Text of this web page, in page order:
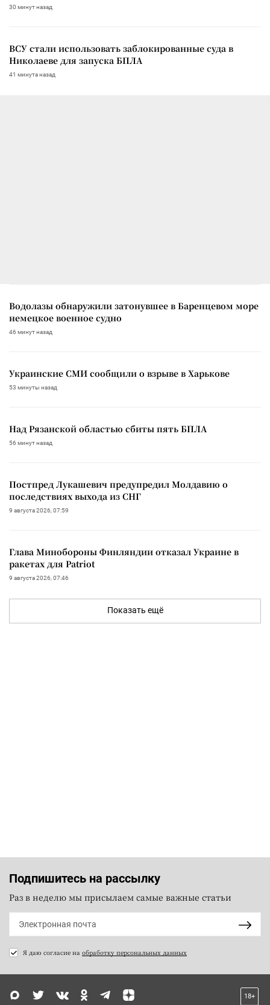
30 минут назад
ВСУ стали использовать заблокированные суда в
Николаеве для запуска БПЛА
41 минута назад
Водолазы обнаружили затонувшее в Баренцевом море
немецкое военное судно
46 минут назад
Украинские СМИ сообщили о взрыве в Харькове
53 минуты назад
Над Рязанской областью сбиты пять БПЛА
56 минут назад
Постпред Лукашевич предупредил Молдавию о
последствиях выхода из СНГ
9 августа 2026, 07:59
Глава Минобороны Финляндии отказал Украине в
ракетах для Patriot
9 августа 2026, 07:46
Показать ещё
Подпишитесь на рассылку
Раз в неделю мы присылаем самые важные статьи
Я даю согласие на обработку персональных данных
18+